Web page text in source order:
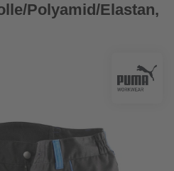
Polyamid/Elastan,